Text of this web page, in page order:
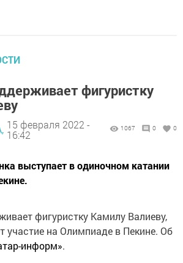
фигуристку
15 февраля 2022 -
16:42
1067 0 0
выступает в одиночном катании
фигуристку Камилу Валиеву,
участие на Олимпиаде в Пекине. Об
информ».